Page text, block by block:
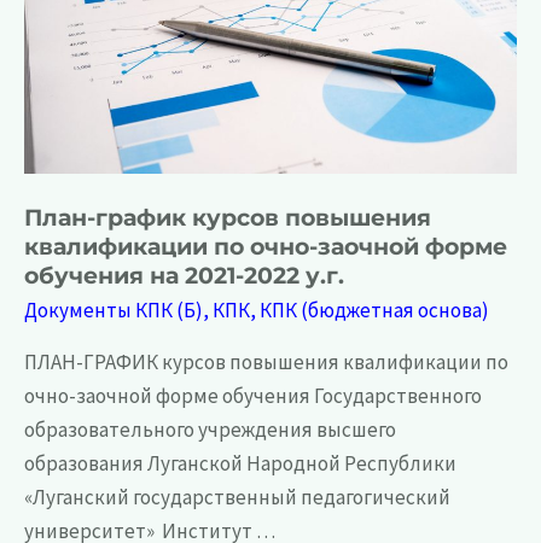
План-график курсов повышения
квалификации по очно-заочной форме
обучения на 2021-2022 у.г.
Документы КПК (Б), КПК, КПК (бюджетная основа)
ПЛАН-ГРАФИК курсов повышения квалификации по
очно-заочной форме обучения Государственного
образовательного учреждения высшего
образования Луганской Народной Республики
«Луганский государственный педагогический
университет» Институт …